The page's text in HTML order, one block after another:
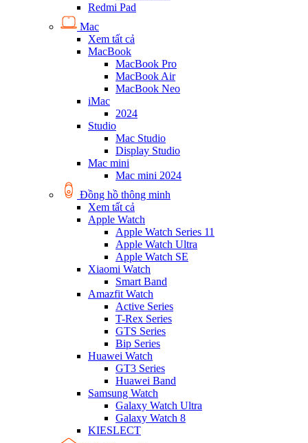
Redmi Pad
Mac
Xem tất cả
MacBook
MacBook Pro
MacBook Air
MacBook Neo
iMac
2024
Studio
Mac Studio
Display Studio
Mac mini
Mac mini 2024
Đồng hồ thông minh
Xem tất cả
Apple Watch
Apple Watch Series 11
Apple Watch Ultra
Apple Watch SE
Xiaomi Watch
Smart Band
Amazfit Watch
Active Series
T-Rex Series
GTS Series
Bip Series
Huawei Watch
GT3 Series
Huawei Band
Samsung Watch
Galaxy Watch Ultra
Galaxy Watch 8
KIESLECT